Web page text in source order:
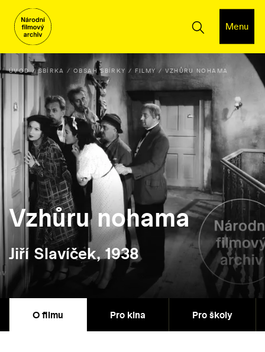
Menu
ÚVOD SBÍRKA OBSAH SBÍRKY FILMY VZHŮRU NOHAMA
Vzhůru nohama
Jiří Slavíček, 1938
O filmu Pro kina Pro školy